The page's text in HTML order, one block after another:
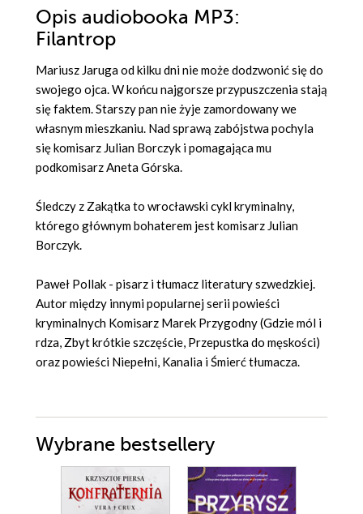
Opis audiobooka MP3:
Filantrop
Mariusz Jaruga od kilku dni nie może dodzwonić się do
swojego ojca. W końcu najgorsze przypuszczenia stają
się faktem. Starszy pan nie żyje zamordowany we
własnym mieszkaniu. Nad sprawą zabójstwa pochyla
się komisarz Julian Borczyk i pomagająca mu
podkomisarz Aneta Górska.
Śledczy z Zakątka to wrocławski cykl kryminalny,
którego głównym bohaterem jest komisarz Julian
Borczyk.
Paweł Pollak - pisarz i tłumacz literatury szwedzkiej.
Autor między innymi popularnej serii powieści
kryminalnych Komisarz Marek Przygodny (Gdzie mól i
rdza, Zbyt krótkie szczęście, Przepustka do męskości)
oraz powieści Niepełni, Kanalia i Śmierć tłumacza.
Wybrane bestsellery